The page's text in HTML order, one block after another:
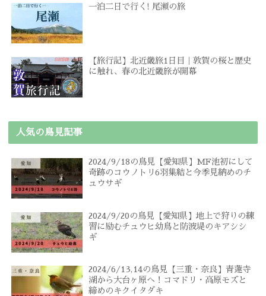
一泊二日で行く! 尾瀬の旅
【旅行記】北近畿旅1日目｜敦賀の桜と歴史
に触れ、春の北近畿旅が開幕
人気の鳥見記事
2024/9/18の鳥見【愛知県】MF池初にして
奇跡のコウノトリ6羽集結と今季見納めのチ
ュウサギ
2024/9/20の鳥見【愛知県】地上で狩りの練
習に励むチュウヒ幼鳥と防波堤のキアシシ
ギ
2024/6/13,14の鳥見【三重・奈良】青蓮寺
湖から大台ヶ原へ！コマドリ・高原モズと
締めのキクイタダキ